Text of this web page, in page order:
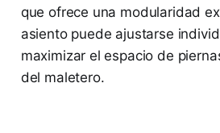
que ofrece una modularidad
asiento puede ajustarse
maximizar el espacio de
del maletero.